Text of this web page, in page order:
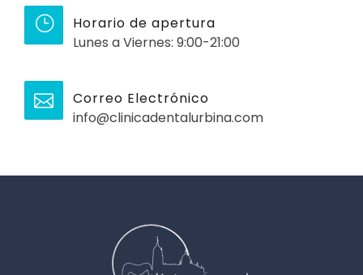
Horario de apertura
Lunes a Viernes: 9:00-21:00
Correo Electrónico
info@clinicadentalurbina.com